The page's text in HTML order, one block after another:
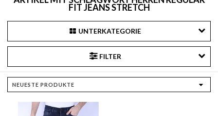
FIT JEANS STRETCH
UNTERKATEGORIE
FILTER